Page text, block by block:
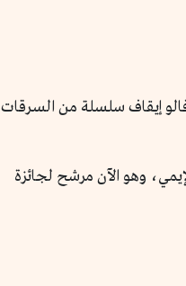
إيقاف سلسلة من السرقات
وهو الآن مرشح لجائزة